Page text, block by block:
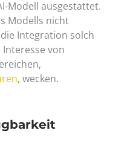
Modell ausgestattet.
Modells nicht
Integration solch
von
, wecken.